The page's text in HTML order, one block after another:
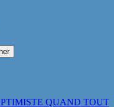
QUAND TOUT